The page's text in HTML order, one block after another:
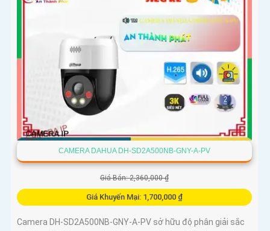
CAMERA DAHUA DH-SD2A500NB-GNY-A-PV
Giá Bán: 2,360,000 ₫
Giá Khuyến Mại: 1,700,000 ₫
Camera DH-SD2A500NB-GNY-A-PV sở hữu độ phân giải sắc